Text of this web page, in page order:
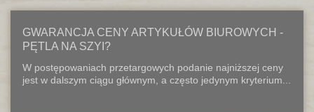
GWARANCJA CENY ARTYKUŁÓW BIUROWYCH -
PĘTLA NA SZYI?
W postępowaniach przetargowych podanie najniższej ceny
jest w dalszym ciągu głównym, a często jedynym kryterium...